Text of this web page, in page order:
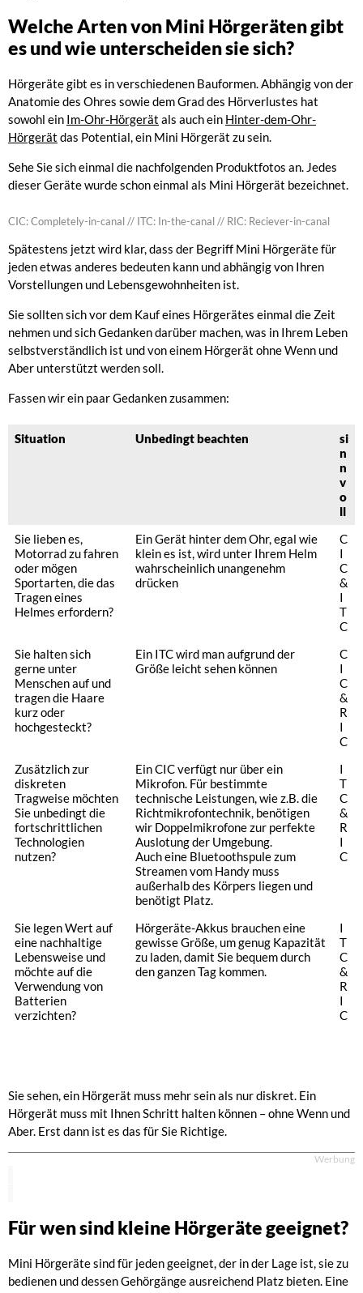
Welche Arten von Mini Hörgeräten gibt
es und wie unterscheiden sie sich?
Hörgeräte gibt es in verschiedenen Bauformen. Abhängig von der
Anatomie des Ohres sowie dem Grad des Hörverlustes hat
sowohl ein Im-Ohr-Hörgerät als auch ein Hinter-dem-Ohr-
Hörgerät das Potential, ein Mini Hörgerät zu sein.
Sehe Sie sich einmal die nachfolgenden Produktfotos an. Jedes
dieser Geräte wurde schon einmal als Mini Hörgerät bezeichnet.
CIC: Completely-in-canal // ITC: In-the-canal // RIC: Reciever-in-canal
Spätestens jetzt wird klar, dass der Begriff Mini Hörgeräte für
jeden etwas anderes bedeuten kann und abhängig von Ihren
Vorstellungen und Lebensgewohnheiten ist.
Sie sollten sich vor dem Kauf eines Hörgerätes einmal die Zeit
nehmen und sich Gedanken darüber machen, was in Ihrem Leben
selbstverständlich ist und von einem Hörgerät ohne Wenn und
Aber unterstützt werden soll.
Fassen wir ein paar Gedanken zusammen:
Situation Unbedingt beachten
si
n
n
v
o
ll
Sie lieben es,
Motorrad zu fahren
oder mögen
Sportarten, die das
Tragen eines
Helmes erfordern?
Ein Gerät hinter dem Ohr, egal wie
klein es ist, wird unter Ihrem Helm
wahrscheinlich unangenehm
drücken
C
I
C
&
I
T
C
Sie halten sich
gerne unter
Menschen auf und
tragen die Haare
kurz oder
hochgesteckt?
Ein ITC wird man aufgrund der
Größe leicht sehen können
C
I
C
&
R
I
C
Zusätzlich zur
diskreten
Tragweise möchten
Sie unbedingt die
fortschrittlichen
Technologien
nutzen?
Ein CIC verfügt nur über ein
Mikrofon. Für bestimmte
technische Leistungen, wie z.B. die
Richtmikrofontechnik, benötigen
wir Doppelmikrofone zur perfekte
Auslotung der Umgebung.
Auch eine Bluetoothspule zum
Streamen vom Handy muss
außerhalb des Körpers liegen und
benötigt Platz.
I
T
C
&
R
I
C
Sie legen Wert auf
eine nachhaltige
Lebensweise und
möchte auf die
Verwendung von
Batterien
verzichten?
Hörgeräte-Akkus brauchen eine
gewisse Größe, um genug Kapazität
zu laden, damit Sie bequem durch
den ganzen Tag kommen.
I
T
C
&
R
I
C
Sie sehen, ein Hörgerät muss mehr sein als nur diskret. Ein
Hörgerät muss mit Ihnen Schritt halten können – ohne Wenn und
Aber. Erst dann ist es das für Sie Richtige.
Werbung
Für wen sind kleine Hörgeräte geeignet?
Mini Hörgeräte sind für jeden geeignet, der in der Lage ist, sie zu
bedienen und dessen Gehörgänge ausreichend Platz bieten. Eine